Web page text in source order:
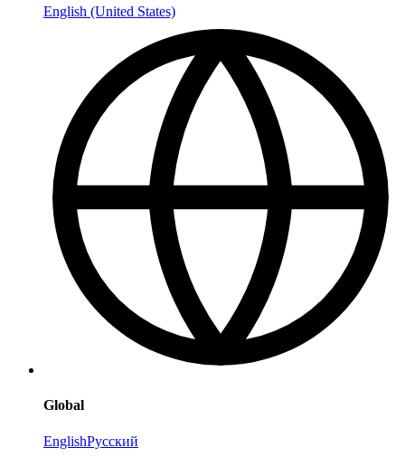
English (United States)
Global
EnglishРусский